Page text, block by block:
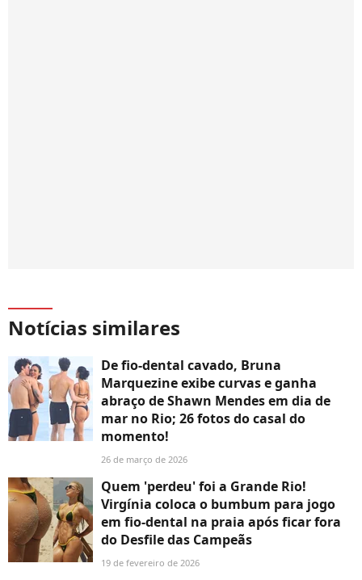
Notícias similares
De fio-dental cavado, Bruna
Marquezine exibe curvas e ganha
abraço de Shawn Mendes em dia de
mar no Rio; 26 fotos do casal do
momento!
26 de março de 2026
Quem 'perdeu' foi a Grande Rio!
Virgínia coloca o bumbum para jogo
em fio-dental na praia após ficar fora
do Desfile das Campeãs
19 de fevereiro de 2026